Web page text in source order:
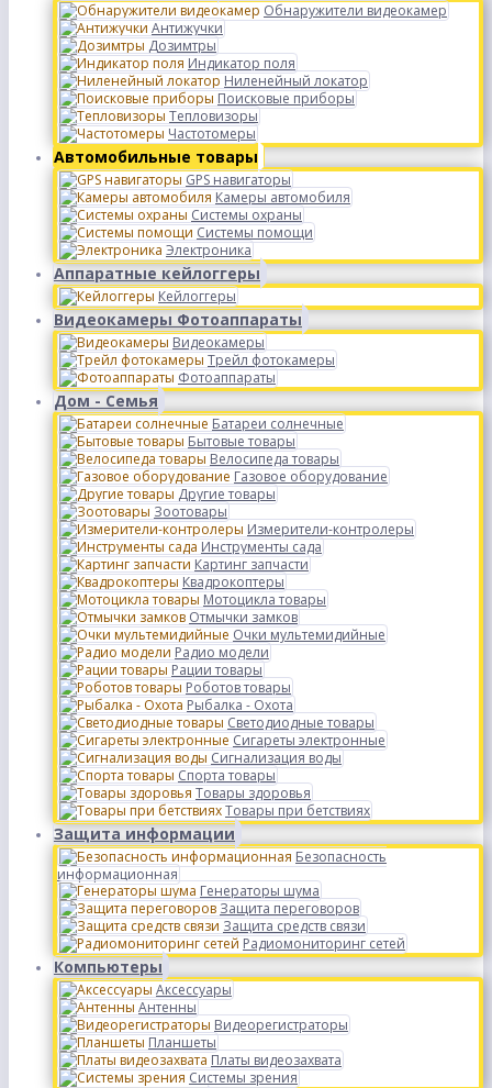
Обнаружители видеокамер
Антижучки
Дозимтры
Индикатор поля
Ниленейный локатор
Поисковые приборы
Тепловизоры
Частотомеры
Автомобильные товары
GPS навигаторы
Камеры автомобиля
Системы охраны
Системы помощи
Электроника
Аппаратные кейлоггеры
Кейлоггеры
Видеокамеры Фотоаппараты
Видеокамеры
Трейл фотокамеры
Фотоаппараты
Дом - Семья
Батареи солнечные
Бытовые товары
Велосипеда товары
Газовое оборудование
Другие товары
Зоотовары
Измерители-контролеры
Инструменты сада
Картинг запчасти
Квадрокоптеры
Мотоцикла товары
Отмычки замков
Очки мультемидийные
Радио модели
Рации товары
Роботов товары
Рыбалка - Охота
Светодиодные товары
Сигареты электронные
Сигнализация воды
Спорта товары
Товары здоровья
Товары при бетствиях
Защита информации
Безопасность
информационная
Генераторы шума
Защита переговоров
Защита средств связи
Радиомониторинг сетей
Компьютеры
Аксессуары
Антенны
Видеорегистраторы
Планшеты
Платы видеозахвата
Системы зрения